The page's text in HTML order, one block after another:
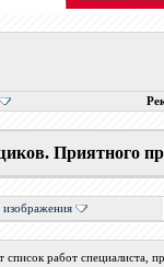
Приятного
список работ специалиста,